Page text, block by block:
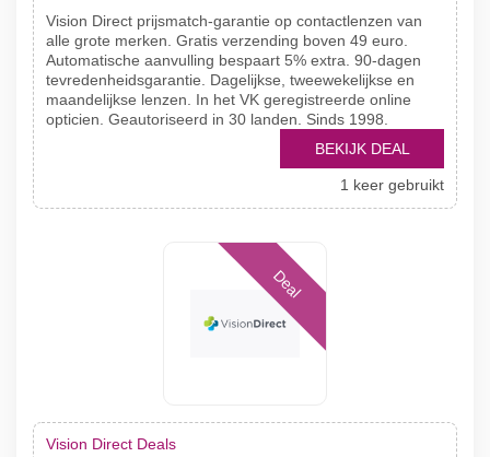
Vision Direct prijsmatch-garantie op contactlenzen van
alle grote merken. Gratis verzending boven 49 euro.
Automatische aanvulling bespaart 5% extra. 90-dagen
tevredenheidsgarantie. Dagelijkse, tweewekelijkse en
maandelijkse lenzen. In het VK geregistreerde online
opticien. Geautoriseerd in 30 landen. Sinds 1998.
BEKIJK DEAL
1 keer gebruikt
Deal
Vision Direct Deals